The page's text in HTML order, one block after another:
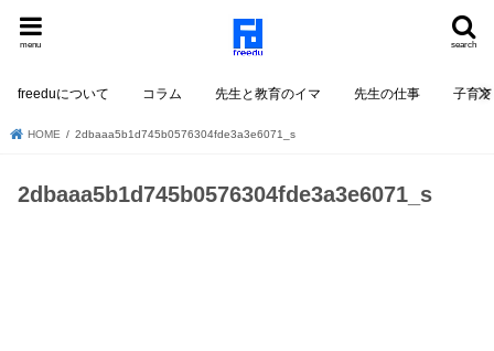
search
menu
freeduについて コラム 先生と教育のイマ 先生の仕事 子育て
HOME 2dbaaa5b1d745b0576304fde3a3e6071_s
2dbaaa5b1d745b0576304fde3a3e6071_s